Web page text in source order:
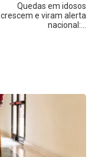
Quedas em idosos
crescem e viram alerta
nacional:…